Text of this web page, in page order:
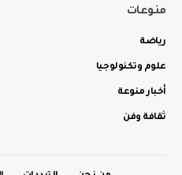
منوعات
رياضة
علوم وتكنولوجيا
أخبار منوعة
ثقافة وفن